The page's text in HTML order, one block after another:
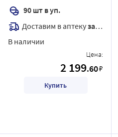
90 шт в уп.
Доставим в аптекузавтра
В наличии
Цена:
2 199.60₽
Купить